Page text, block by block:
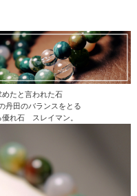
たと言われた石
丹田のバランスをとる
れ石 スレイマン。